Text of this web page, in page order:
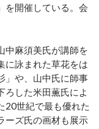
を開催している。会
中麻須美氏が講師を
に詠まれた草花をは
」や、山中氏に師事
ろした米田薫氏によ
20世紀で最も優れた
ーズ氏の画材も展示